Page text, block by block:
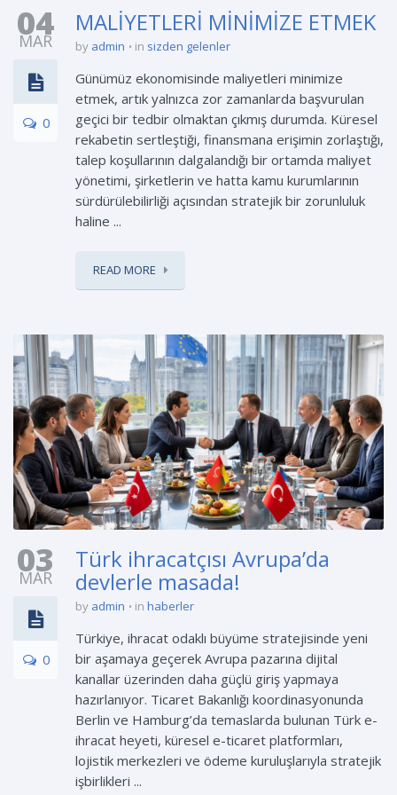
04
MAR
0
MALİYETLERİ MİNİMİZE ETMEK
by admin in sizden gelenler
Günümüz ekonomisinde maliyetleri minimize
etmek, artık yalnızca zor zamanlarda başvurulan
geçici bir tedbir olmaktan çıkmış durumda. Küresel
rekabetin sertleştiği, finansmana erişimin zorlaştığı,
talep koşullarının dalgalandığı bir ortamda maliyet
yönetimi, şirketlerin ve hatta kamu kurumlarının
sürdürülebilirliği açısından stratejik bir zorunluluk
haline ...
READ MORE
03
MAR
0
Türk ihracatçısı Avrupa’da
devlerle masada!
by admin in haberler
Türkiye, ihracat odaklı büyüme stratejisinde yeni
bir aşamaya geçerek Avrupa pazarına dijital
kanallar üzerinden daha güçlü giriş yapmaya
hazırlanıyor. Ticaret Bakanlığı koordinasyonunda
Berlin ve Hamburg’da temaslarda bulunan Türk e-
ihracat heyeti, küresel e-ticaret platformları,
lojistik merkezleri ve ödeme kuruluşlarıyla stratejik
işbirlikleri ...